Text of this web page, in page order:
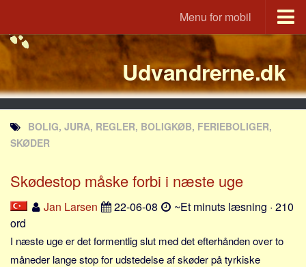
Menu for mobil
Portal
Udvandrerne.dk
Utvandrerne.no
Utvandrarna.se
Tyskland.dk
Rusland.dk
JLKM.dk
Tyrkiet
Udvandrerne.dk
BOLIG, JURA, REGLER, BOLIGKØB, FERIEBOLIGER,
SKØDER
Skødestop måske forbi i næste uge
Jan Larsen 22-06-08
~Et minuts læsning · 210
ord
I næste uge er det formentlig slut med det efterhånden over to
måneder lange stop for udstedelse af skøder på tyrkiske